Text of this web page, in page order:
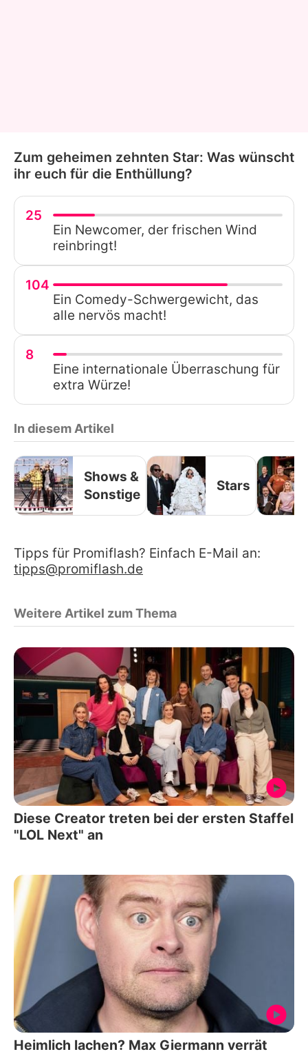
Zum geheimen zehnten Star: Was wünscht
ihr euch für die Enthüllung?
25
Ein Newcomer, der frischen Wind
reinbringt!
104
Ein Comedy-Schwergewicht, das
alle nervös macht!
8
Eine internationale Überraschung für
extra Würze!
In diesem Artikel
Shows &
Sonstige
Stars
Tipps für Promiflash? Einfach E-Mail an:
tipps@promiflash.de
Weitere Artikel zum Thema
Diese Creator treten bei der ersten Staffel
"LOL Next" an
Heimlich lachen? Max Giermann verrät